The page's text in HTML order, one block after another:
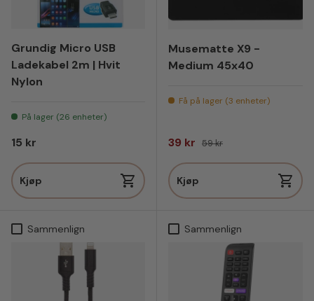
Grundig Micro USB
Ladekabel 2m | Hvit
Nylon
På lager (26 enheter)
Vanlig pris
15 kr
Kjøp
Musematte X9 -
Medium 45x40
Få på lager (3 enheter)
Salgspris
39 kr Vanlig pris
59 kr
Kjøp
Sammenlign Sammenlign